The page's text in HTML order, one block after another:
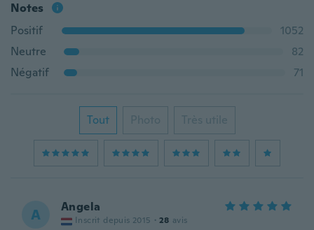
Notes
Positif
1052
Neutre
82
Négatif
71
Tout Photo Très utile
A Angela
Inscrit depuis 2015 · 28 avis